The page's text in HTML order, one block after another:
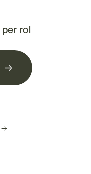
per rol